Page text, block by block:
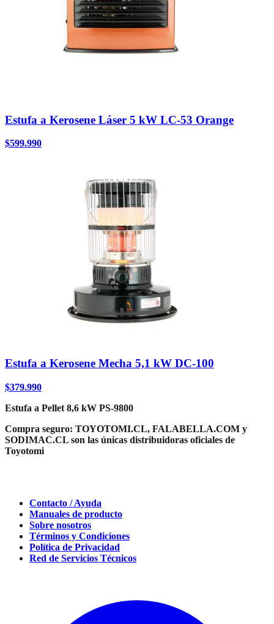
Estufa a Kerosene Láser 5 kW LC-53 Orange
$599.990
Estufa a Kerosene Mecha 5,1 kW DC-100
$379.990
Estufa a Pellet 8,6 kW PS-9800
Compra seguro: TOYOTOMI.CL, FALABELLA.COM y
SODIMAC.CL son las únicas distribuidoras oficiales de
Toyotomi
Contacto / Ayuda
Manuales de producto
Sobre nosotros
Términos y Condiciones
Política de Privacidad
Red de Servicios Técnicos